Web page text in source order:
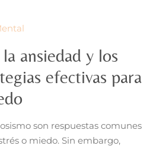
ansiedad y los
efectivas para
son respuestas comunes
o miedo. Sin embargo,